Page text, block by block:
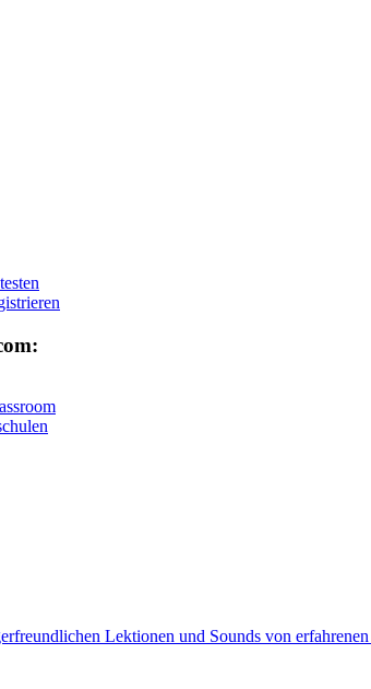
Lektionen und Sounds von